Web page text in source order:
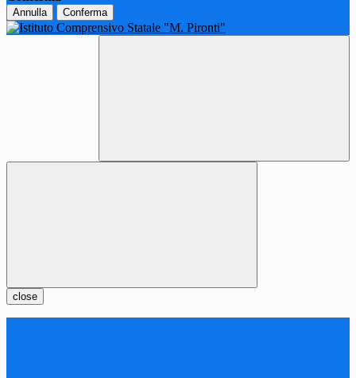
Annulla Conferma
close